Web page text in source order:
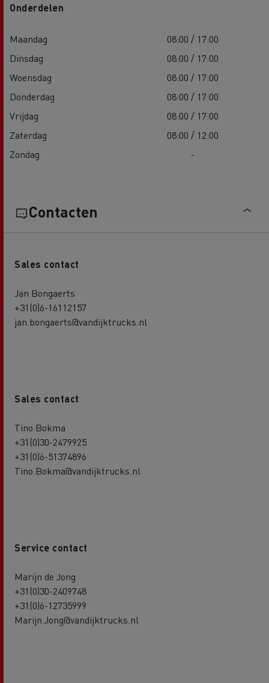
Onderdelen
Maandag
08:00 / 17:00
Dinsdag
08:00 / 17:00
Woensdag
08:00 / 17:00
Donderdag
08:00 / 17:00
Vrijdag
08:00 / 17:00
Zaterdag
08:00 / 12:00
Zondag
-
Contacten
Sales contact
Jan Bongaerts
+31(0)6-16112157
jan.bongaerts@vandijktrucks.nl
Sales contact
Tino Bokma
+31(0)30-2479925
+31(0)6-51374896
Tino.Bokma@vandijktrucks.nl
Service contact
Marijn de Jong
+31(0)30-2409748
+31(0)6-12735999
Marijn.Jong@vandijktrucks.nl